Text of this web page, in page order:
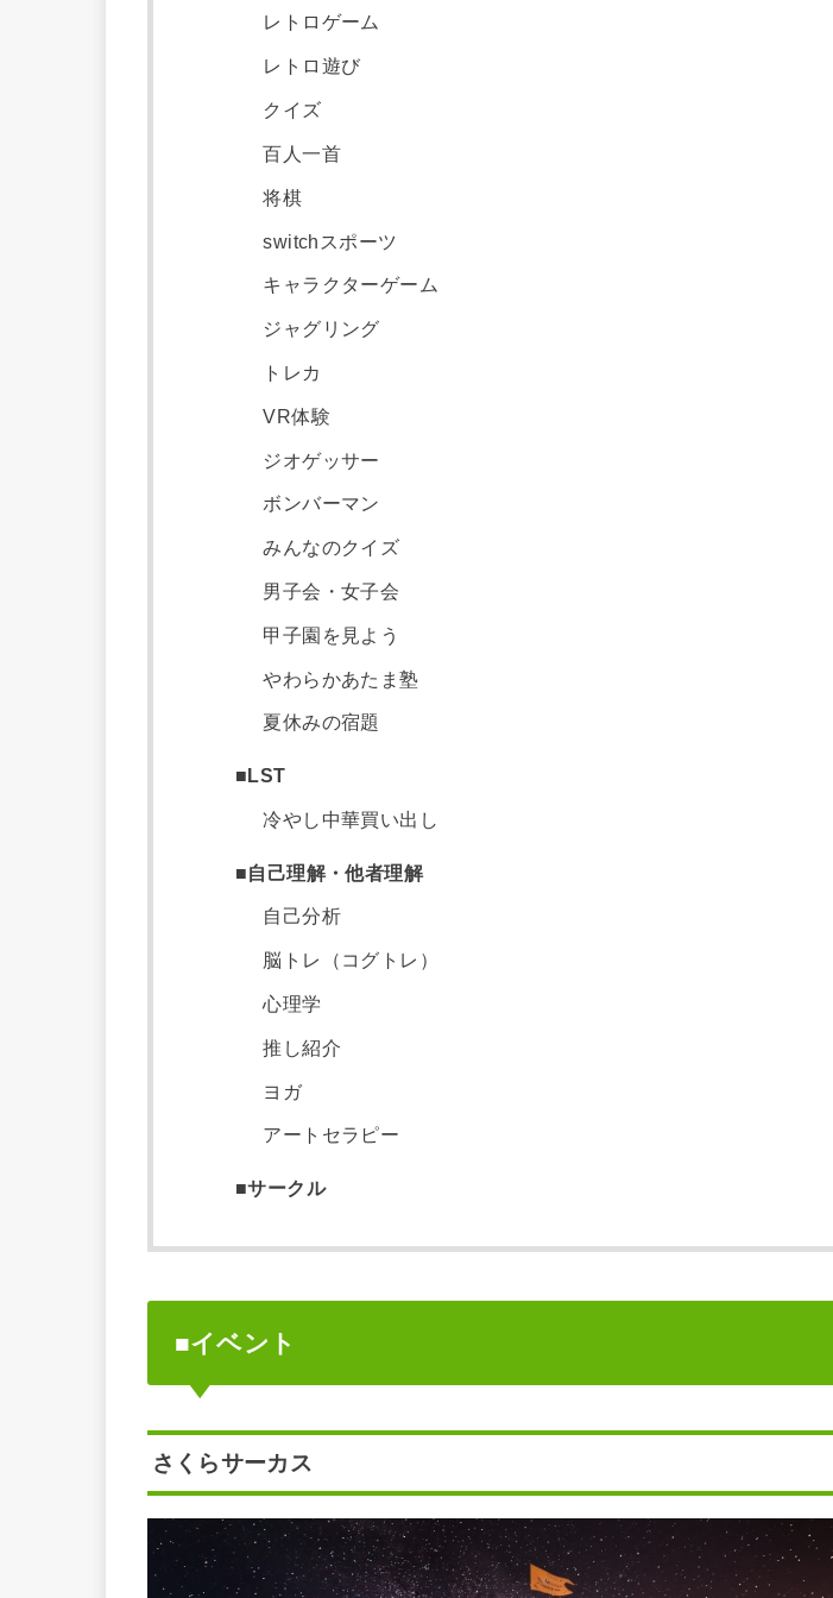
レトロゲーム
レトロ遊び
クイズ
百人一首
将棋
switchスポーツ
キャラクターゲーム
ジャグリング
トレカ
VR体験
ジオゲッサー
ボンバーマン
みんなのクイズ
男子会・女子会
甲子園を見よう
やわらかあたま塾
夏休みの宿題
■LST
冷やし中華買い出し
■自己理解・他者理解
自己分析
脳トレ（コグトレ）
心理学
推し紹介
ヨガ
アートセラピー
■サークル
■イベント
さくらサーカス